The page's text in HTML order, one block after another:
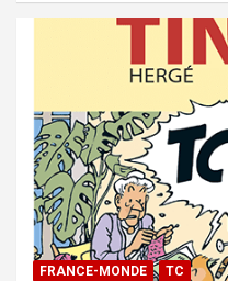
FRANCE-MONDE TC